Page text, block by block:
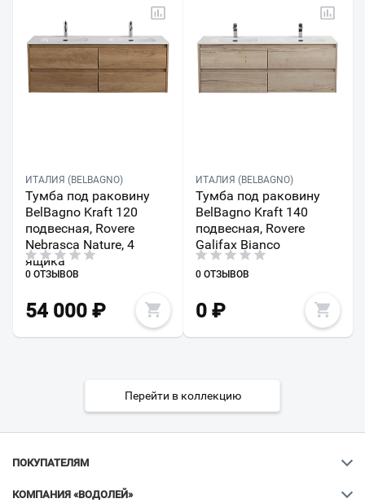
ИТАЛИЯ (BELBAGNO)
Тумба под раковину
BelBagno Kraft 120
подвесная, Rovere
Nebrasca Nature, 4
ящика
0 ОТЗЫВОВ
54 000 ₽
ИТАЛИЯ (BELBAGNO)
Тумба под раковину
BelBagno Kraft 140
подвесная, Rovere
Galifax Bianco
0 ОТЗЫВОВ
0₽
Перейти в коллекцию
ПОКУПАТЕЛЯМ
КОМПАНИЯ «ВОДОЛЕЙ»